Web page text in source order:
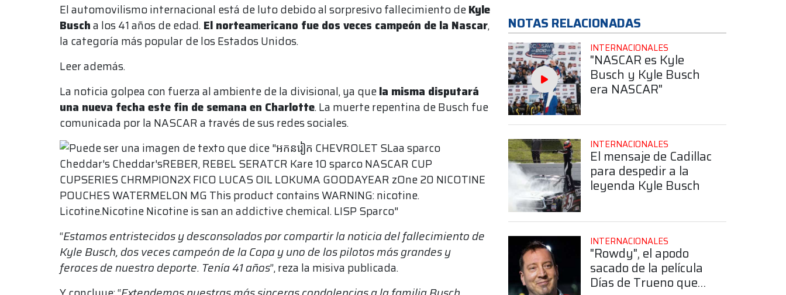
El automovilismo internacional está de luto debido al sorpresivo fallecimiento deKyle
Buscha los 41 años de edad. El norteamericano fue dos veces campeón de la Nascar,
la categoría más popular de los Estados Unidos.
Leer además.
La noticia golpea con fuerza al ambiente de la divisional, ya quela misma disputará
una nueva fecha este fin de semana en Charlotte. La muerte repentina de Busch fue
comunicada por la NASCAR a través de sus redes sociales.
“Estamos entristecidos y desconsolados por compartir la noticia del fallecimiento de
Kyle Busch, dos veces campeón de la Copa y uno de los pilotos más grandes y
feroces de nuestro deporte. Tenía 41 años”, reza la misiva publicada.
NOTAS RELACIONADAS
INTERNACIONALES
"NASCAR es Kyle
Busch y Kyle Busch
era NASCAR"
INTERNACIONALES
El mensaje de Cadillac
para despedir a la
leyenda Kyle Busch
INTERNACIONALES
"Rowdy", el apodo
sacado de la película
Días de Trueno que